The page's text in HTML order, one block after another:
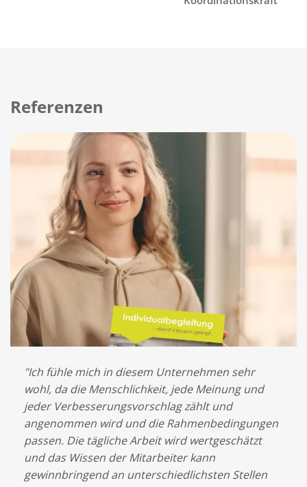
Referenzen
"Ich fühle mich in diesem Unternehmen sehr
wohl, da die Menschlichkeit, jede Meinung und
jeder Verbesserungsvorschlag zählt und
angenommen wird und die Rahmenbedingungen
passen. Die tägliche Arbeit wird wertgeschätzt
und das Wissen der Mitarbeiter kann
gewinnbringend an unterschiedlichsten Stellen